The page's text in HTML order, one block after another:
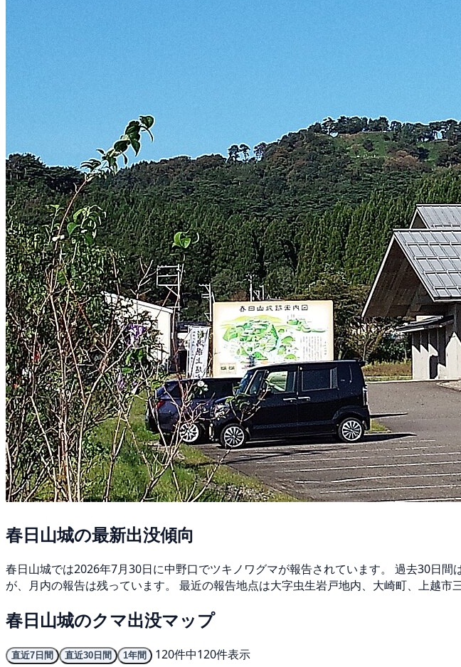
春日山城の最新出没傾向
春日山城では2026年7月30日に中野口でツキノワグマが報告されています。 過去30日
が、月内の報告は残っています。 最近の報告地点は大字虫生岩戸地内、大崎町、上越市
春日山城のクマ出没マップ
直近7日間 直近30日間 1年間
120件中120件表示